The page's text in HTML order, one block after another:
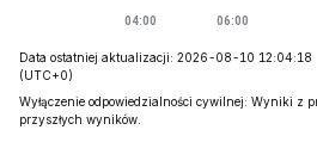
Data ostatniej aktualizacji: 2026-08-10 12:04:18
(UTC+0)
Wyłączenie odpowiedzialności cywilnej: Wyniki z
przyszłych wyników.